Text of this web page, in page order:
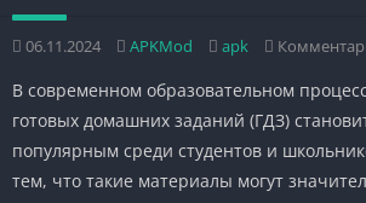
06.11.2024 APKMod apk
В современном образовательном
готовых домашних заданий (ГДЗ)
популярным среди студентов и
тем, что такие материалы могут